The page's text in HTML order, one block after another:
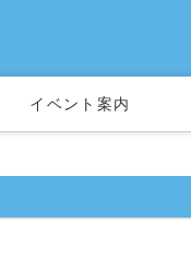
イベント案内